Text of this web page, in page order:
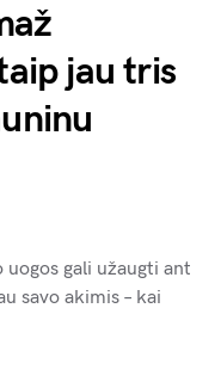
jau tris
gali užaugti ant
savo akimis – kai